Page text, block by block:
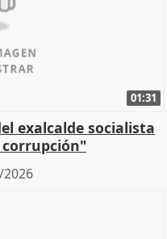
01:31
exalcalde socialista
corrupción"